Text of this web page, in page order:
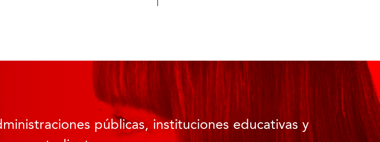
públicas, instituciones educativas y